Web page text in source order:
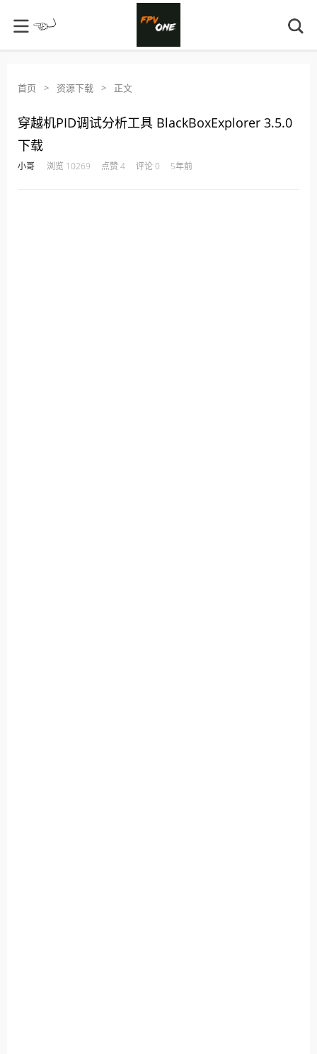
首页 > 资源下载 > 正文
穿越机PID调试分析工具 BlackBoxExplorer 3.5.0
下载
小哥 浏览 10269 点赞 4 评论 0 5年前